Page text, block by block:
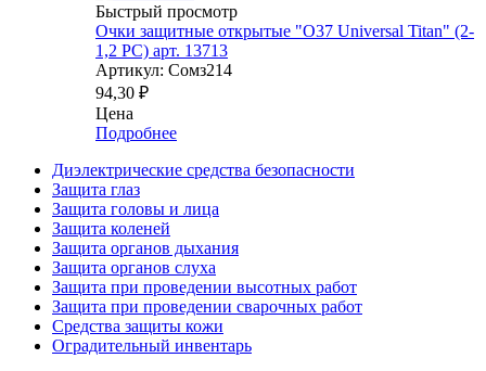
Быстрый просмотр
Очки защитные открытые "О37 Universal Titan" (2-
1,2 PС) арт. 13713
Артикул: Сомз214
94,30 ₽
Цена
Подробнее
Диэлектрические средства безопасности
Защита глаз
Защита головы и лица
Защита коленей
Защита органов дыхания
Защита органов слуха
Защита при проведении высотных работ
Защита при проведении сварочных работ
Средства защиты кожи
Оградительный инвентарь